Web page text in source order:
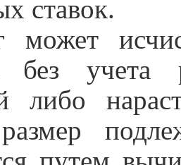
ставок.
может
без учета
либо